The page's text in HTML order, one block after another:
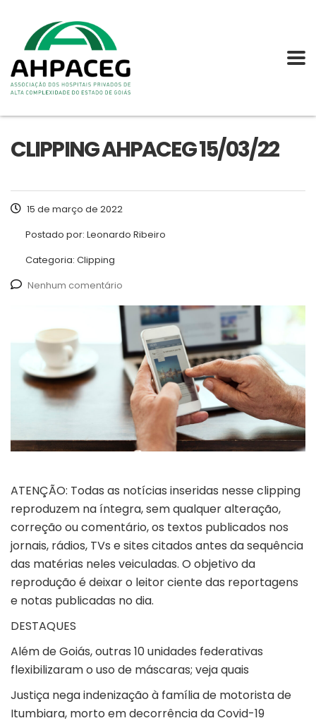
CLIPPING AHPACEG 15/03/22
15 de março de 2022
Postado por: Leonardo Ribeiro
Categoria: Clipping
Nenhum comentário
ATENÇÃO: Todas as notícias inseridas nesse clipping
reproduzem na íntegra, sem qualquer alteração,
correção ou comentário, os textos publicados nos
jornais, rádios, TVs e sites citados antes da sequência
das matérias neles veiculadas. O objetivo da
reprodução é deixar o leitor ciente das reportagens
e notas publicadas no dia.
DESTAQUES
Além de Goiás, outras 10 unidades federativas
flexibilizaram o uso de máscaras; veja quais
Justiça nega indenização à família de motorista de
Itumbiara, morto em decorrência da Covid-19